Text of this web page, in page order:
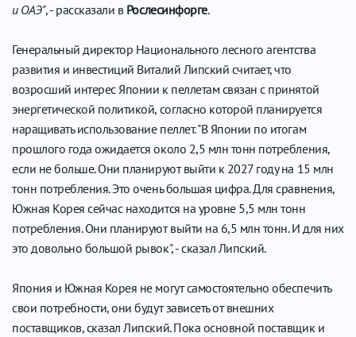
и ОАЭ", - рассказали в Рослесинфорге.
Генеральный директор Национального лесного агентства
развития и инвестиций Виталий Липский считает, что
возросший интерес Японии к пеллетам связан с принятой
энергетической политикой, согласно которой планируется
наращивать использование пеллет. "В Японии по итогам
прошлого года ожидается около 2,5 млн тонн потребления,
если не больше. Они планируют выйти к 2027 году на 15 млн
тонн потребления. Это очень большая цифра. Для сравнения,
Южная Корея сейчас находится на уровне 5,5 млн тонн
потребления. Они планируют выйти на 6,5 млн тонн. И для них
это довольно большой рывок", - сказал Липский.
Япония и Южная Корея не могут самостоятельно обеспечить
свои потребности, они будут зависеть от внешних
поставщиков, сказал Липский. Пока основной поставщик и